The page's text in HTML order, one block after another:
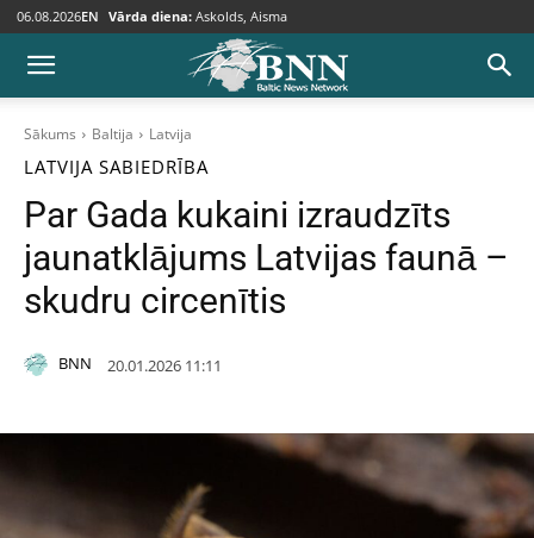
06.08.2026EN Vārda diena: Askolds, Aisma
Sākums Baltija Latvija
LATVIJA SABIEDRĪBA
Par Gada kukaini izraudzīts
jaunatklājums Latvijas faunā –
skudru circenītis
BNN 20.01.2026 11:11